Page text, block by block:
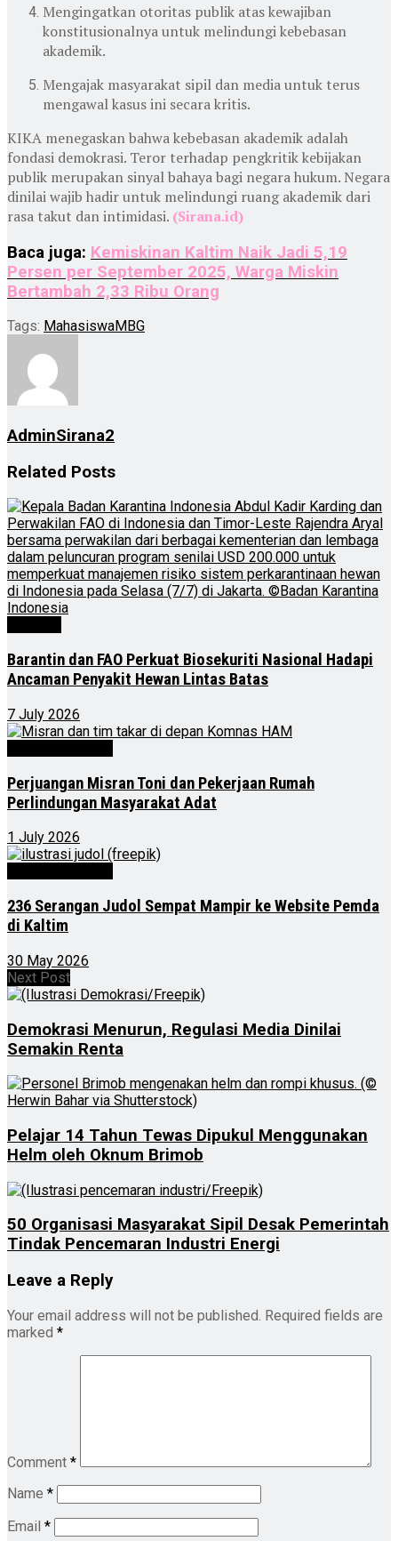
Mengingatkan otoritas publik atas kewajiban
konstitusionalnya untuk melindungi kebebasan
akademik.
Mengajak masyarakat sipil dan media untuk terus
mengawal kasus ini secara kritis.
KIKA menegaskan bahwa kebebasan akademik adalah
fondasi demokrasi. Teror terhadap pengkritik kebijakan
publik merupakan sinyal bahaya bagi negara hukum. Negara
dinilai wajib hadir untuk melindungi ruang akademik dari
rasa takut dan intimidasi. (Sirana.id)
Baca juga: Kemiskinan Kaltim Naik Jadi 5,19
Persen per September 2025, Warga Miskin
Bertambah 2,33 Ribu Orang
Tags: MahasiswaMBG
AdminSirana2
Related Posts
Barantin dan FAO Perkuat Biosekuriti Nasional Hadapi
Ancaman Penyakit Hewan Lintas Batas
7 July 2026
Perjuangan Misran Toni dan Pekerjaan Rumah
Perlindungan Masyarakat Adat
1 July 2026
236 Serangan Judol Sempat Mampir ke Website Pemda
di Kaltim
30 May 2026
Next Post
Demokrasi Menurun, Regulasi Media Dinilai
Semakin Renta
Pelajar 14 Tahun Tewas Dipukul Menggunakan
Helm oleh Oknum Brimob
50 Organisasi Masyarakat Sipil Desak Pemerintah
Tindak Pencemaran Industri Energi
Leave a Reply
Your email address will not be published. Required fields are
marked *
Comment *
Name *
Email *